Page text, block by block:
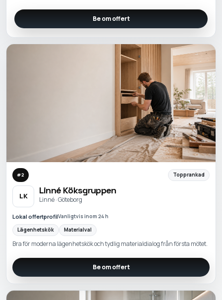
Be om offert
#2 Topprankad
LK
Linné Köksgruppen
Linné · Göteborg
Lokal offertprofilVanligtvis inom 24 h
Lägenhetskök
Materialval
Bra för moderna lägenhetskök och tydlig materialdialog från första mötet.
Be om offert